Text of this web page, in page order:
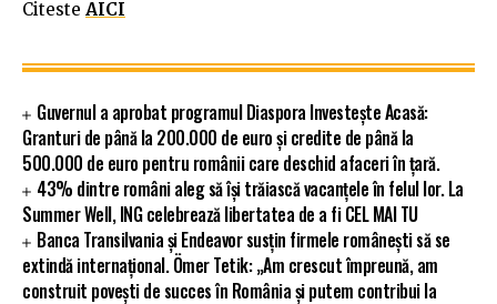
Citeste AICI
Guvernul a aprobat programul Diaspora Investește Acasă:
Granturi de până la 200.000 de euro și credite de până la
500.000 de euro pentru românii care deschid afaceri în țară.
43% dintre români aleg să își trăiască vacanțele în felul lor. La
Summer Well, ING celebrează libertatea de a fi CEL MAI TU
Banca Transilvania și Endeavor susțin firmele românești să se
extindă internațional. Ömer Tetik: „Am crescut împreună, am
construit povești de succes în România și putem contribui la